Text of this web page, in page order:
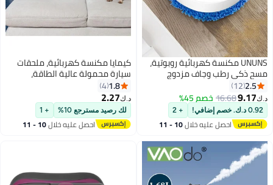
UNUNS مكنسة كهربائية روبوتية،
ذكي رطب وجاف مزدوج
نحيف للغاية، خفيف الوزن،
روبوت كنس لشعر الحيوانات
سجاد الأرضيات الصلبة
12
16.68خصم 45%
+ 2
احصل عليه خلال 10 - 11
كيمايا مكنسة كهربائية، ملحقات
سيارة محمولة عالية الطاقة،
مكنسة كهربائية صغيرة رطبة
وجافة مزدوجة الأغراض للمنزل،
مجموعة تفصيلية أساسية للسفر،
تخييم RV
1.8
4
2.27
لك رصيد مسترجع 10% + 1
احصل عليه خلال 10 - 11